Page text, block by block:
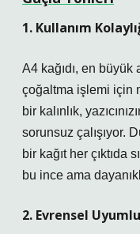
1. Kullanım
A4 kağıdı, en büyük
çoğaltma işlemi için
bir kalınlık,
sorunsuz çalışıyor.
bir kağıt her çıktıda
bu ince ama
2. Evrensel